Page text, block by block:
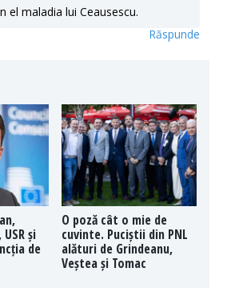
el maladia lui Ceausescu.
Răspunde
și
de
O poză cât o mie de
cuvinte. Puciștii din PNL
alături de Grindeanu,
Veștea și Tomac